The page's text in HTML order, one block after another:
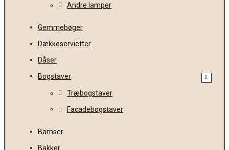
Andre lamper
Gemmebøger
Dækkeservietter
Dåser
Bogstaver
Træbogstaver
Facadebogstaver
Bamser
Bakker